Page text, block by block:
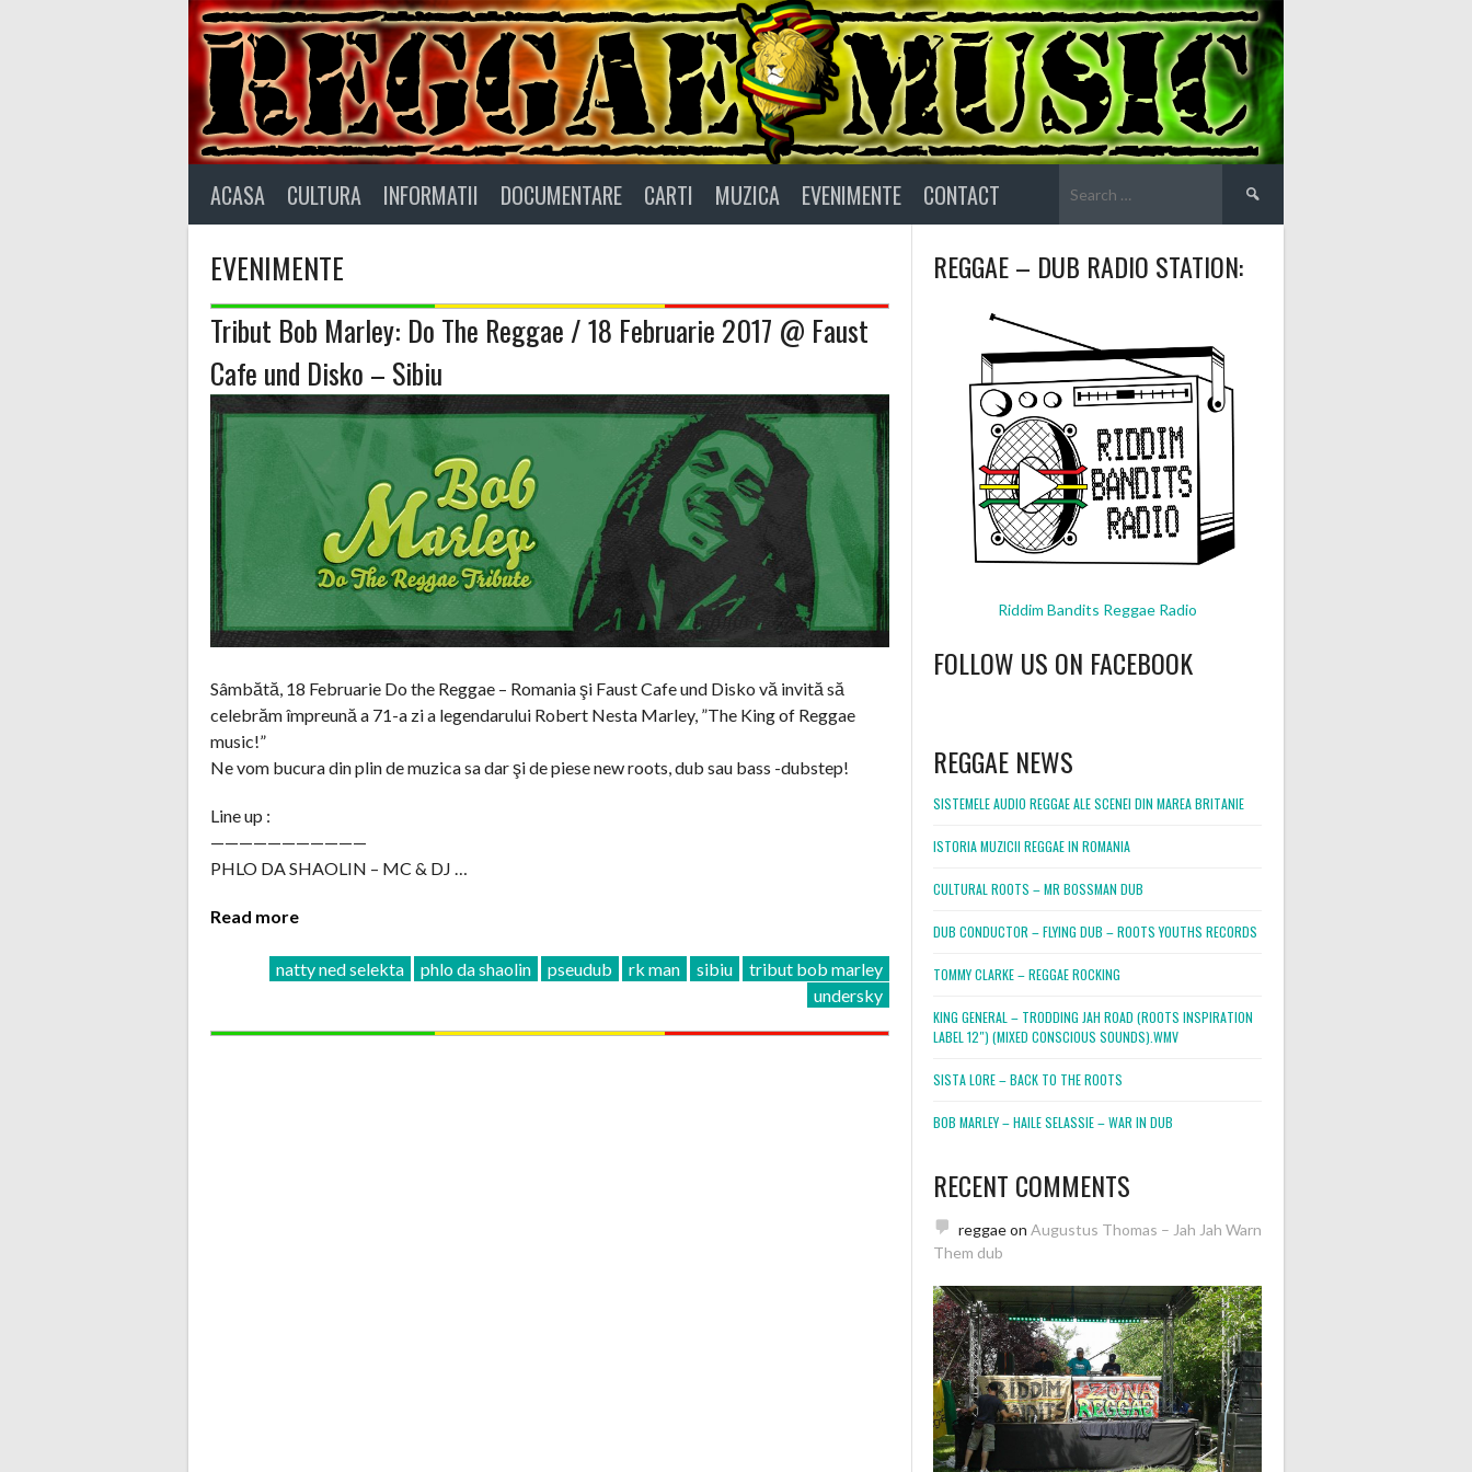
ACASA CULTURA INFORMATII DOCUMENTARE CARTI MUZICA EVENIMENTE CONTACT
for:
EVENIMENTE
Tribut Bob Marley: Do The Reggae / 18 Februarie 2017 @ Faust
Cafe und Disko – Sibiu
Sâmbătă, 18 Februarie Do the Reggae – Romania şi Faust Cafe und Disko vă invită să
celebrăm împreună a 71-a zi a legendarului Robert Nesta Marley, ”The King of Reggae
music!”
Ne vom bucura din plin de muzica sa dar şi de piese new roots, dub sau bass -dubstep!
Line up :
———————————
PHLO DA SHAOLIN – MC & DJ …
Read more
natty ned selekta phlo da shaolin pseudub rk man sibiu
tribut bob marley
undersky
REGGAE – DUB RADIO STATION:
Riddim Bandits Reggae Radio
FOLLOW US ON FACEBOOK
REGGAE NEWS
SISTEMELE AUDIO REGGAE ALE SCENEI DIN MAREA BRITANIE
ISTORIA MUZICII REGGAE IN ROMANIA
CULTURAL ROOTS – MR BOSSMAN DUB
DUB CONDUCTOR – FLYING DUB – ROOTS YOUTHS RECORDS
TOMMY CLARKE – REGGAE ROCKING
KING GENERAL – TRODDING JAH ROAD (ROOTS INSPIRATION
LABEL 12″) (MIXED CONSCIOUS SOUNDS).WMV
SISTA LORE – BACK TO THE ROOTS
BOB MARLEY – HAILE SELASSIE – WAR IN DUB
RECENT COMMENTS
reggaeon Augustus Thomas – Jah Jah Warn
Them dub